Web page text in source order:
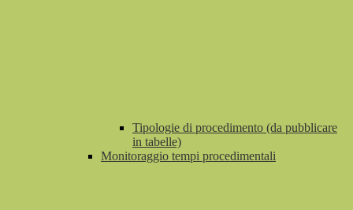
Tipologie di procedimento (da pubblicare
in tabelle)
Monitoraggio tempi procedimentali